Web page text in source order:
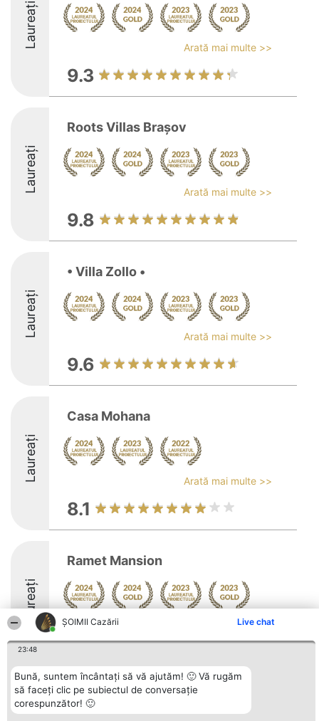
ȘOIMII Cazării Live chat
23:48
Bună, suntem încântați să vă ajutăm! 🙂 Vă rugăm
să faceți clic pe subiectul de conversație
corespunzător! 🙂
Laureați Arată mai multe >>
9.3
Laureați
Roots Villas Brașov
Arată mai multe >>
9.8
Laureați
• Villa Zollo •
Arată mai multe >>
9.6
Laureați
Casa Mohana
Arată mai multe >>
8.1
Laureați
Ramet Mansion
Arată mai multe >>
Organizator Ranking
BRIGHT SOLUTIONS BR SRL
Câștigătorii
Contact